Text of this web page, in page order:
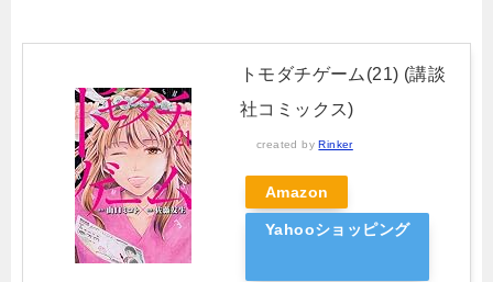
トモダチゲーム(21) (講談
社コミックス)
created byRinker
Amazon
Yahooショッピング